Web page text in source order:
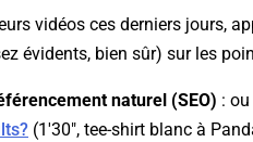
vidéos ces derniers jours,
évidents, bien sûr) sur les
naturel (SEO) : ou
(1'30", tee-shirt blanc à